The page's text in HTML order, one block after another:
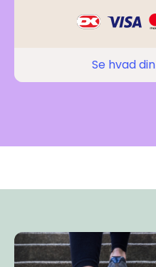
Se hvad